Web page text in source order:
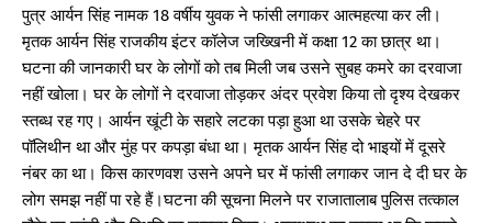
पुत्र आर्यन सिंह नामक 18 वर्षीय युवक ने फांसी लगाकर आत्महत्या कर ली।
मृतक आर्यन सिंह राजकीय इंटर कॉलेज जख्खिनी में कक्षा 12 का छात्र था।
घटना की जानकारी घर के लोगों को तब मिली जब उसने सुबह कमरे का दरवाजा
नहीं खोला। घर के लोगों ने दरवाजा तोड़कर अंदर प्रवेश किया तो दृश्य देखकर
स्तब्ध रह गए। आर्यन खूंटी के सहारे लटका पड़ा हुआ था उसके चेहरे पर
पॉलिथीन था और मुंह पर कपड़ा बंधा था। मृतक आर्यन सिंह दो भाइयों में दूसरे
नंबर का था। किस कारणवश उसने अपने घर में फांसी लगाकर जान दे दी घर के
लोग समझ नहीं पा रहे हैं।घटना की सूचना मिलने पर राजातालाब पुलिस तत्काल